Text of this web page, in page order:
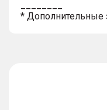
* Дополнительные